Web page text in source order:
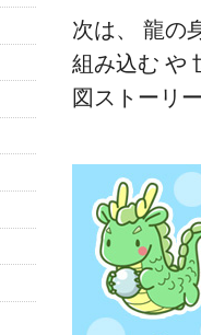
次は、 龍の
組み込む や
図ストーリ